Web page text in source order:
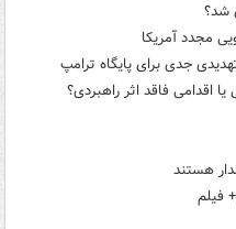
شد؟
مجدد آمریکا
جدی برای پایگاه ترامپ
اقدامی فاقد اثر راهبردی؟
هستند